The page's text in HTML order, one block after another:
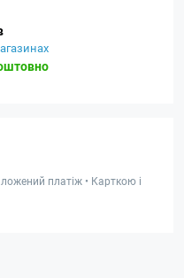
платіж • Карткою і